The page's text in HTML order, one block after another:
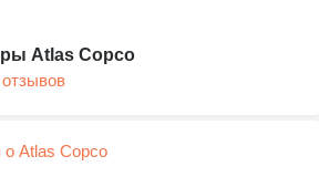
Atlas Copco
Atlas Copco